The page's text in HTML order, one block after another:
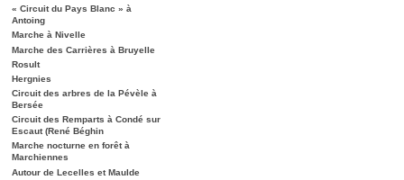
« Circuit du Pays Blanc » à
Antoing
Marche à Nivelle
Marche des Carrières à Bruyelle
Rosult
Hergnies
Circuit des arbres de la Pévèle à
Bersée
Circuit des Remparts à Condé sur
Escaut (René Béghin
Marche nocturne en forêt à
Marchiennes
Autour de Lecelles et Maulde